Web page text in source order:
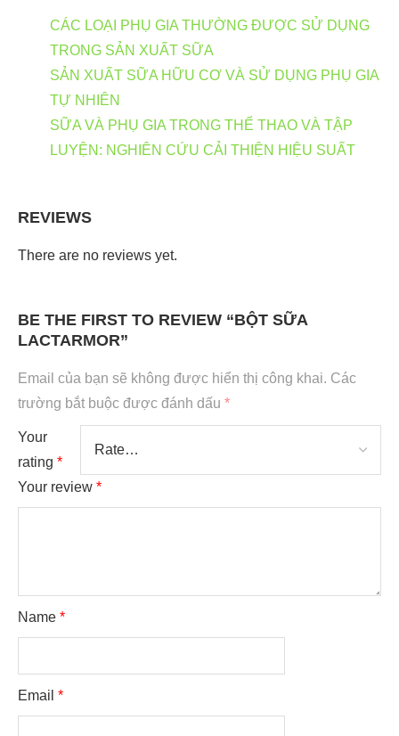
CÁC LOẠI PHỤ GIA THƯỜNG ĐƯỢC SỬ DỤNG
TRONG SẢN XUẤT SỮA
SẢN XUẤT SỮA HỮU CƠ VÀ SỬ DỤNG PHỤ GIA
TỰ NHIÊN
SỮA VÀ PHỤ GIA TRONG THỂ THAO VÀ TẬP
LUYỆN: NGHIÊN CỨU CẢI THIỆN HIỆU SUẤT
REVIEWS
There are no reviews yet.
BE THE FIRST TO REVIEW “BỘT SỮA
LACTARMOR”
Email của bạn sẽ không được hiển thị công khai. Các
trường bắt buộc được đánh dấu *
Your
rating *
Your review *
Name *
Email *